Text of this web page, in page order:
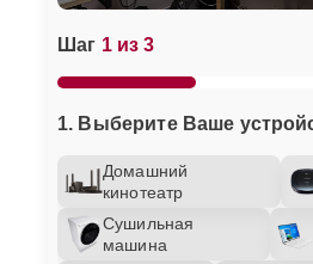
Шаг 1 из 3
1. Выберите Ваше
Домашний
кинотеатр
Сушильная
машина